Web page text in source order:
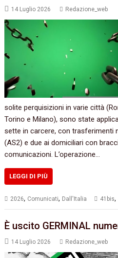
14 Luglio 2026 Redazione_web
solite perquisizioni in varie città
Torino e Milano), sono state
sette in carcere, con trasferimenti
(AS2) e due ai domiciliari con
comunicazioni. L’operazione…
LEGGI DI PIÙ
2026, Comunicati, Dall'Italia 41bis,
È uscito GERMINAL
14 Luglio 2026 Redazione_web